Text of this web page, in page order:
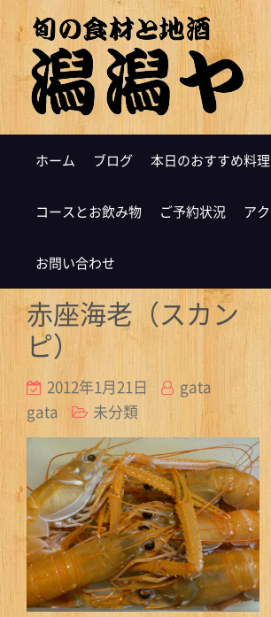
ホーム ブログ 本日のおすすめ料理
コースとお飲み物 ご予約状況 ア
お問い合わせ
赤座海老（スカン
ピ）
2012年1月21日
gata
gata
未分類